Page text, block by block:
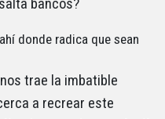
bancos?
donde radica que sean
trae la imbatible
a recrear este